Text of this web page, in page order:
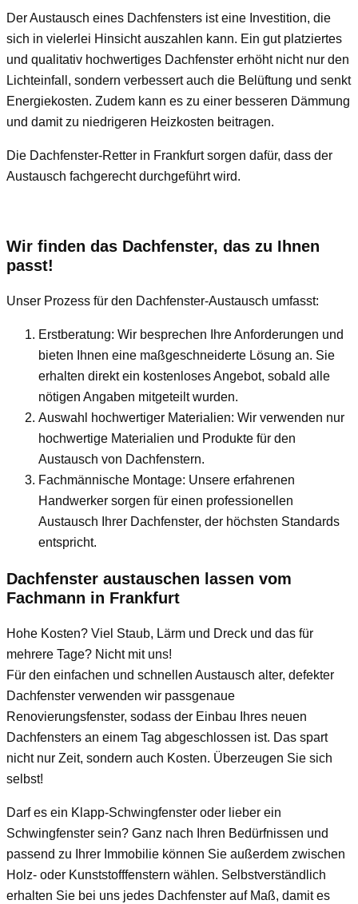
Der Austausch eines Dachfensters ist eine Investition, die
sich in vielerlei Hinsicht auszahlen kann. Ein gut platziertes
und qualitativ hochwertiges Dachfenster erhöht nicht nur den
Lichteinfall, sondern verbessert auch die Belüftung und senkt
Energiekosten. Zudem kann es zu einer besseren Dämmung
und damit zu niedrigeren Heizkosten beitragen.
Die Dachfenster-Retter in Frankfurt sorgen dafür, dass der
Austausch fachgerecht durchgeführt wird.
Wir finden das Dachfenster, das zu Ihnen
passt!
Unser Prozess für den Dachfenster-Austausch umfasst:
Erstberatung: Wir besprechen Ihre Anforderungen und
bieten Ihnen eine maßgeschneiderte Lösung an. Sie
erhalten direkt ein kostenloses Angebot, sobald alle
nötigen Angaben mitgeteilt wurden.
Auswahl hochwertiger Materialien: Wir verwenden nur
hochwertige Materialien und Produkte für den
Austausch von Dachfenstern.
Fachmännische Montage: Unsere erfahrenen
Handwerker sorgen für einen professionellen
Austausch Ihrer Dachfenster, der höchsten Standards
entspricht.
Dachfenster austauschen lassen vom
Fachmann in Frankfurt
Hohe Kosten? Viel Staub, Lärm und Dreck und das für
mehrere Tage? Nicht mit uns!
Für den einfachen und schnellen Austausch alter, defekter
Dachfenster verwenden wir passgenaue
Renovierungsfenster, sodass der Einbau Ihres neuen
Dachfensters an einem Tag abgeschlossen ist. Das spart
nicht nur Zeit, sondern auch Kosten. Überzeugen Sie sich
selbst!
Darf es ein Klapp-Schwingfenster oder lieber ein
Schwingfenster sein? Ganz nach Ihren Bedürfnissen und
passend zu Ihrer Immobilie können Sie außerdem zwischen
Holz- oder Kunststofffenstern wählen. Selbstverständlich
erhalten Sie bei uns jedes Dachfenster auf Maß, damit es